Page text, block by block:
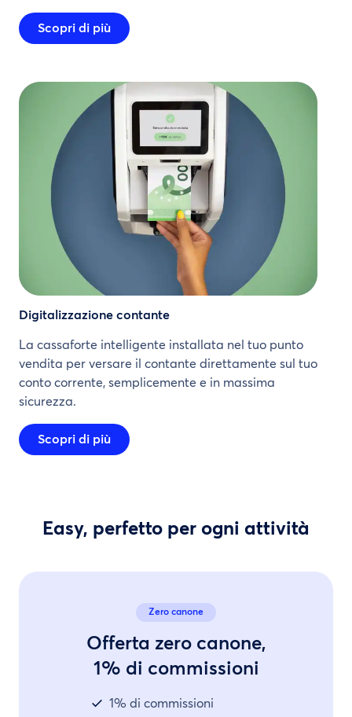
Scopri di più
Digitalizzazione contante
La cassaforte intelligente installata nel tuo punto
vendita per versare il contante direttamente sul tuo
conto corrente, semplicemente e in massima
sicurezza.
Scopri di più
Easy, perfetto per ogni attività
Zero canone
Offerta zero canone,
1% di commissioni
1% di commissioni